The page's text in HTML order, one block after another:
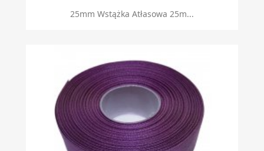
25mm Wstążka Atłasowa 25m...